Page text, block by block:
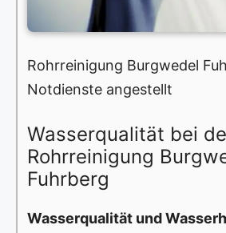
Rohrreinigung Burgwedel
Notdienste angestellt
Wasserqualität bei
Rohrreinigung
Fuhrberg
Wasserqualität und